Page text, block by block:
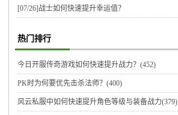
[07/26] 战士如何快速提升幸运值？
热门排行
今日开服传奇游戏如何快速提升战力？(452)
PK时为何要优先击杀法师？(400)
风云私服中如何快速提升角色等级与装备战力(379)